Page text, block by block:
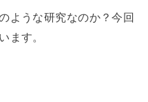
ような研究なのか？今回
ます。